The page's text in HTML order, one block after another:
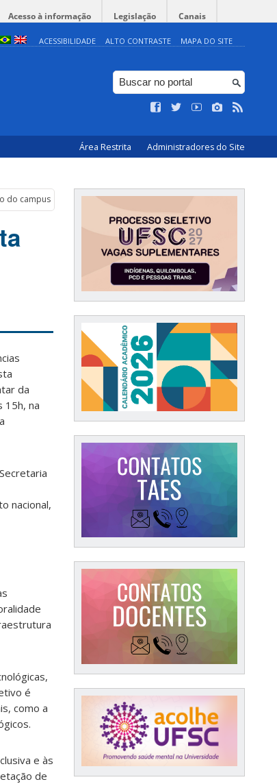
Acesso à informação Legislação Canais
ACESSIBILIDADE ALTO CONTRASTE MAPA DO SITE
Área Restrita Administradores do Site
do campus
da
15h, na
nacional,
é
como a
e às
de